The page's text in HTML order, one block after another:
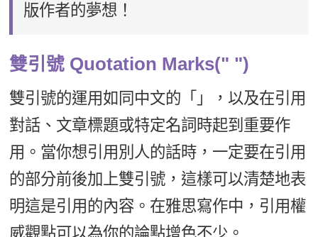
版作者的夢想！
雙引號 Quotation Marks(" ")
雙引號的運用如同中文的「」，以及在引用
對話、文章標題或特定名詞時起到重要作
用。當你想引用別人的話時，一定要在引用
的部分前後加上雙引號，這樣可以清楚地表
明這是引用的內容。在雅思寫作中，引用權
威觀點可以為你的論點增色不少。